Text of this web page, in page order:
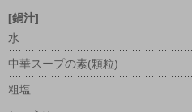
[鍋汁]
水
中華スープの素(顆粒)
粗塩